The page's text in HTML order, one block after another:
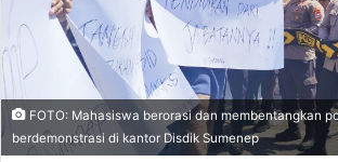
m
a
l
FOTO: Mahasiswa berorasi dan membentangkan
berdemonstrasi di kantor Disdik Sumenep